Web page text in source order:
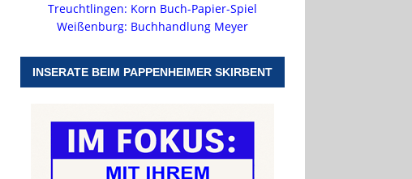
Treuchtlingen: Korn Buch-Papier-Spiel
Weißenburg: Buchhandlung Meyer
INSERATE BEIM PAPPENHEIMER SKIRBENT